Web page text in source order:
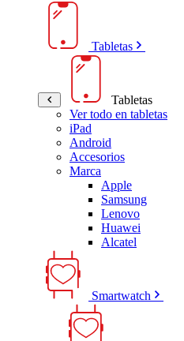
Tabletas
Tabletas
Ver todo en tabletas
iPad
Android
Accesorios
Marca
Apple
Samsung
Lenovo
Huawei
Alcatel
Smartwatch